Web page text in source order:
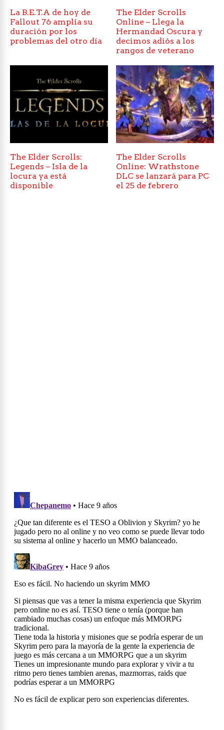
La B.E.T.A de hoy de
Fallout 76 amplía su
duración por los
problemas del otro día
The Elder Scrolls
Online – Llega la
Hermandad Oscura y
decimos adiós a los
rangos de veterano
The Elder Scrolls:
Legends – Isla de la
locura ya está
disponible
The Elder Scrolls
Online: Wrathstone
DLC se lanzará para PC
el 25 de febrero